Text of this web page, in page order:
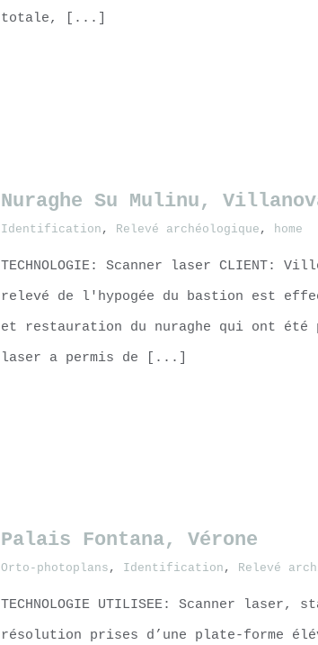
totale, [...]
Nuraghe Su Mulinu,
Identification , Relevé archéologique , home
TECHNOLOGIE: Scanner laser CLIENT:
relevé de l'hypogée du bastion est
et restauration du nuraghe qui ont été
laser a permis de [...]
Palais Fontana, Vérone
Orto-photoplans , Identification , Relevé
TECHNOLOGIE UTILISEE: Scanner
résolution prises d’une plate-forme